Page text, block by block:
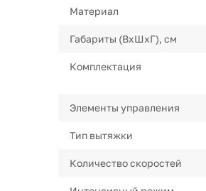
Материал
Габариты (ВхШхГ), см
Комплектация
Элементы управления
Тип вытяжки
Количество скоростей